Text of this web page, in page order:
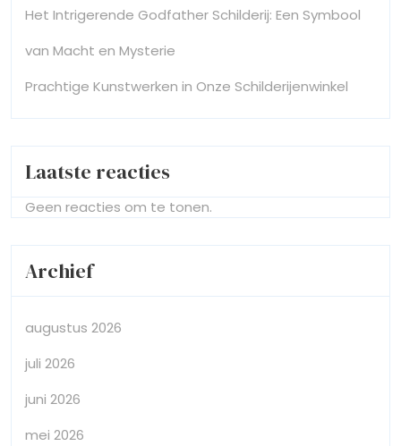
Het Intrigerende Godfather Schilderij: Een Symbool
van Macht en Mysterie
Prachtige Kunstwerken in Onze Schilderijenwinkel
Laatste reacties
Geen reacties om te tonen.
Archief
augustus 2026
juli 2026
juni 2026
mei 2026